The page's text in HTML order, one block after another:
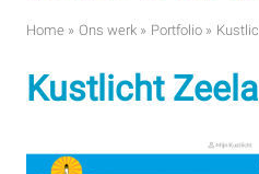
Home » Ons werk » Portfolio »
Kustlicht